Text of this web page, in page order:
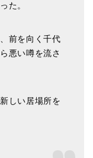
た。
前を向く千代
悪い噂を流さ
しい居場所を